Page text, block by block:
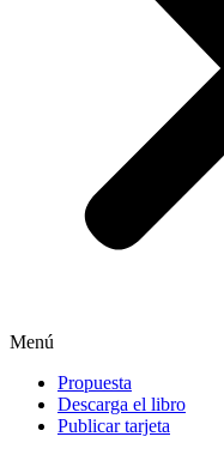
Menú
Propuesta
Descarga el libro
Publicar tarjeta